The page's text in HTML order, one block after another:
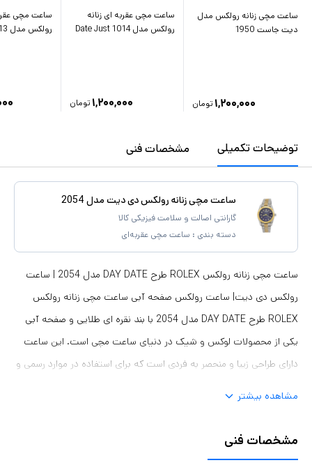
ساعت مچی زنانه رولکس مدل
دیت جاست 1950
۱,۲۰۰,۰۰۰ تومان
ساعت مچی عقربه ای زنانه
رولکس مدل Date Just 1014
۱,۲۰۰,۰۰۰ تومان
ساعت مچی
رولکس مدل Date Just 1013
توضیحات تکمیلی مشخصات فنی
ساعت مچی زنانه رولکس دی دیت مدل 2054
گارانتی اصالت و سلامت فیزیکی کالا
دسته بندی : ساعت مچی عقربه‌ای
ساعت مچی زنانه رولکس ROLEX طرح DAY DATE مدل 2054 | ساعت
رولکس دی دیت| ساعت رولکس صفحه آبی ساعت مچی زنانه رولکس
ROLEX طرح DAY DATE مدل 2054 با بند نقره ای طلایی و صفحه آبی
یکی از محصولات لوکس و شیک در دنیای ساعت مچی است. این ساعت
دارای طراحی زیبا و منحصر به فردی است که برای استفاده در موارد رسمی و
مشاهده بیشتر
مشخصات فنی